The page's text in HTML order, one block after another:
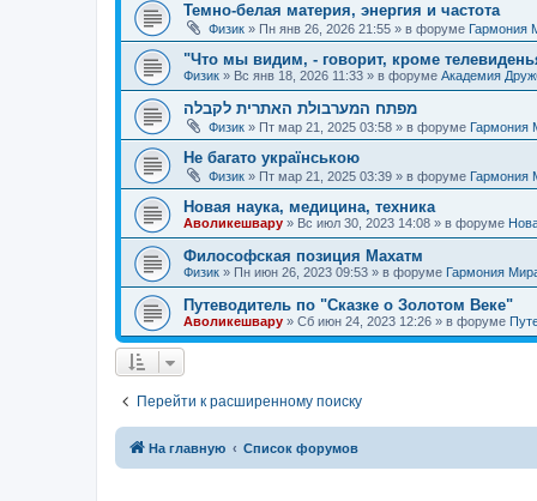
Темно-белая материя, энергия и частота
Физик » Пн янв 26, 2026 21:55 » в форуме Гармония
"Что мы видим, - говорит, кроме
Физик » Вс янв 18, 2026 11:33 » в форуме Академия
מפתח המערבולת האתרית לקבלה
Физик » Пт мар 21, 2025 03:58 » в форуме Гармония
Не багато українською
Физик » Пт мар 21, 2025 03:39 » в форуме Гармония
Новая наука, медицина, техника
Аволикешвару » Вс июл 30, 2023 14:08 » в форуме
Философская позиция Махатм
Физик » Пн июн 26, 2023 09:53 » в форуме Гармония
Путеводитель по "Сказке о Золотом Веке"
Аволикешвару » Сб июн 24, 2023 12:26 » в форуме
Перейти к расширенному поиску
На главную Список форумов